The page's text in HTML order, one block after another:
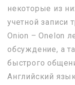
некоторые из
учетной записи
Onion – Onelon
обсуждение, а
быстрого
Английский